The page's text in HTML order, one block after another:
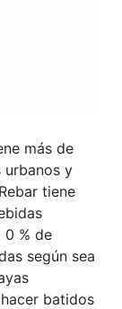
más de
urbanos y
tiene
0 % de
según sea
batidos